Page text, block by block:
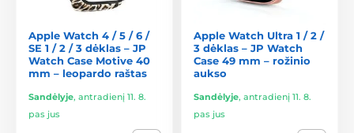
Apple Watch 4 / 5 / 6 /
SE 1 / 2 / 3 dėklas – JP
Watch Case Motive 40
mm – leopardo raštas
Sandėlyje, antradienį 11. 8.
pas jus
Apple Watch Ultra 1 / 2 /
3 dėklas – JP Watch
Case 49 mm – rožinio
aukso
Sandėlyje, antradienį 11. 8.
pas jus